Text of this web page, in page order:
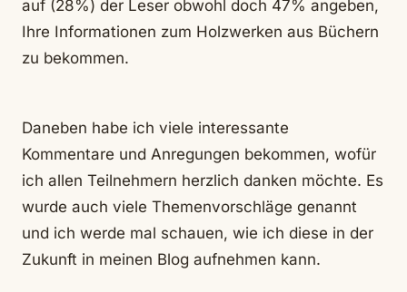
auf (28%) der Leser obwohl doch 47% angeben,
Ihre Informationen zum Holzwerken aus Büchern
zu bekommen.
Daneben habe ich viele interessante
Kommentare und Anregungen bekommen, wofür
ich allen Teilnehmern herzlich danken möchte. Es
wurde auch viele Themenvorschläge genannt
und ich werde mal schauen, wie ich diese in der
Zukunft in meinen Blog aufnehmen kann.